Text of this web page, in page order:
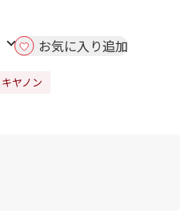
お気に入り追加
ヤノン